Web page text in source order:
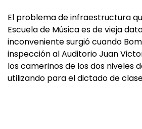
El problema de infraestructura
Escuela de Música es de vieja
inconveniente surgió cuando
inspección al Auditorio Juan
los camerinos de los dos niveles
utilizando para el dictado de